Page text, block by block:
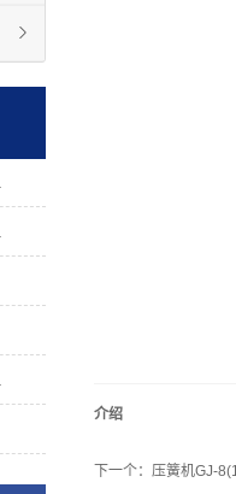
介绍
下一个： 压簧机GJ-